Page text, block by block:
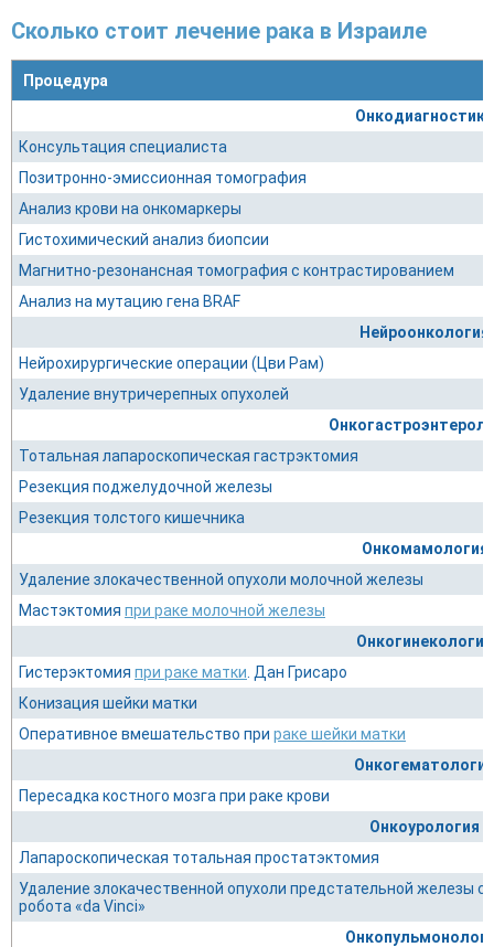
Сколько стоит лечение рака в Израиле
Процедура
Онкодиагностика
Консультация специалиста
Позитронно-эмиссионная томография
Анализ крови на онкомаркеры
Гистохимический анализ биопсии
Магнитно-резонансная томография с контрастированием
Анализ на мутацию гена BRAF
Нейроонкология
Нейрохирургические операции (Цви Рам)
Удаление внутричерепных опухолей
Тотальная лапароскопическая гастрэктомия
Резекция поджелудочной железы
Резекция толстого кишечника
Онкомамология
Удаление злокачественной опухоли молочной железы
Мастэктомия при раке молочной железы
Онкогинекология
Гистерэктомия при раке матки . Дан Грисаро
Конизация шейки матки
Оперативное вмешательство при раке шейки матки
Онкогематология
Пересадка костного мозга при раке крови
Онкоурология
Лапароскопическая тотальная простатэктомия
Удаление злокачественной опухоли предстательной железы с
робота «da Vinci»